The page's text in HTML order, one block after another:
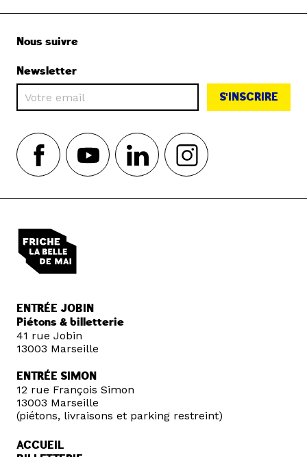
Nous suivre
Newsletter
S'INSCRIRE
ENTRÉE JOBIN
Piétons & billetterie
41 rue Jobin
13003 Marseille
ENTRÉE SIMON
12 rue François Simon
13003 Marseille
(piétons, livraisons et parking restreint)
ACCUEIL